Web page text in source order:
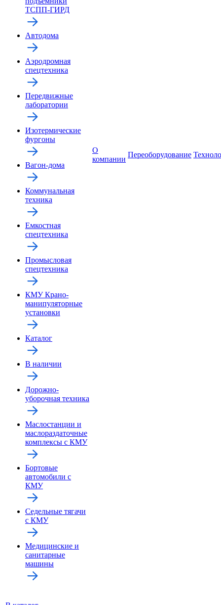
ТСПП-ГИРД
Автодома
Аэродромная
спецтехника
Передвижные
лаборатории
Изотермические
фургоны
Вагон-дома
Коммунальная
техника
Емкостная
спецтехника
Промысловая
спецтехника
КМУ Крано-
манипуляторные
установки
Каталог
В наличии
Дорожно-
уборочная техника
Маслостанции и
маслораздаточные
комплексы с КМУ
Бортовые
автомобили с
КМУ
Седельные тягачи
с КМУ
Медицинские и
санитарные
машины
О
компании
Переоборудование